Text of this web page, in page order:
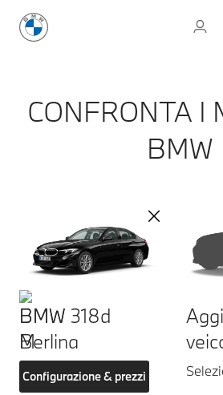
CONFRONTA I
BMW
BMW 318d
Berlina
Configurazione & prezzi